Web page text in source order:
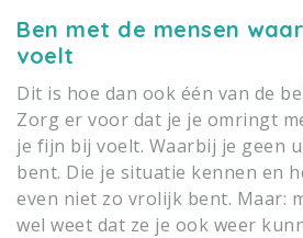
Ben met de mensen
voelt
Dit is hoe dan ook één van de
Zorg er voor dat je je omringt
je fijn bij voelt. Waarbij je geen
bent. Die je situatie kennen en
even niet zo vrolijk bent. Maar:
wel weet dat ze je ook weer